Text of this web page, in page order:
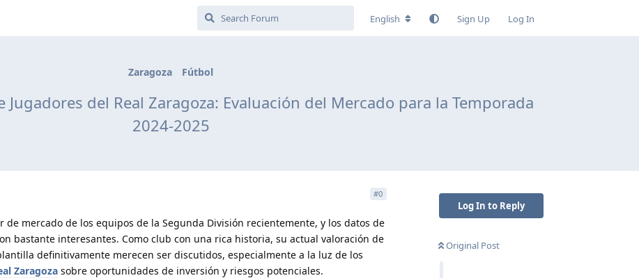
English Sign Up Log In
Zaragoza Fútbol
del Real Zaragoza: Evaluación del Mercado para la Temporada
2024-2025
Log In to Reply
Original Post
#0
de mercado de los equipos de la Segunda División recientemente, y los datos de
bastante interesantes. Como club con una rica historia, su actual valoración de
definitivamente merecen ser discutidos, especialmente a la luz de los
Zaragoza sobre oportunidades de inversión y riesgos potenciales.